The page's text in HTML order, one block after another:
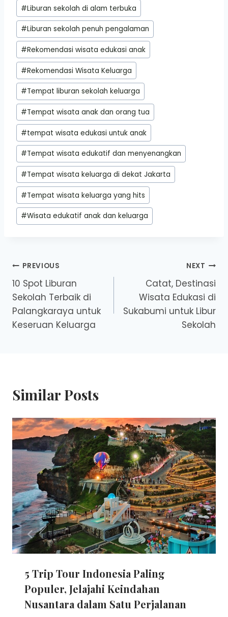
#Liburan sekolah di alam terbuka
#Liburan sekolah penuh pengalaman
#Rekomendasi wisata edukasi anak
#Rekomendasi Wisata Keluarga
#Tempat liburan sekolah keluarga
#Tempat wisata anak dan orang tua
#tempat wisata edukasi untuk anak
#Tempat wisata edukatif dan menyenangkan
#Tempat wisata keluarga di dekat Jakarta
#Tempat wisata keluarga yang hits
#Wisata edukatif anak dan keluarga
Post
navigation
PREVIOUS
10 Spot Liburan
Sekolah Terbaik di
Palangkaraya untuk
Keseruan Keluarga
NEXT
Catat, Destinasi
Wisata Edukasi di
Sukabumi untuk Libur
Sekolah
Similar Posts
5 Trip Tour Indonesia Paling
Populer, Jelajahi Keindahan
Nusantara dalam Satu Perjalanan